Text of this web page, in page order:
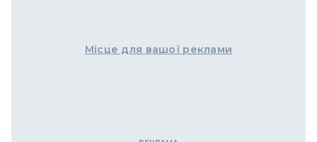
Місце для вашої реклами